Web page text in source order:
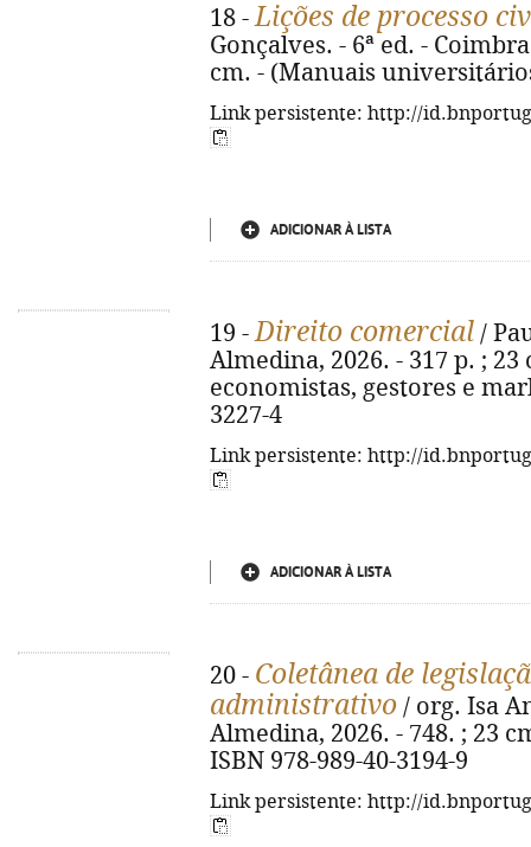
18 -Lições de processo
Gonçalves. - 6ª ed. -
cm. - (Manuais
Link persistente: http://
ADICIONAR À LISTA
19 -Direito comercial /
Almedina, 2026. - 317 p. ;
economistas, gestores e
3227-4
Link persistente: http://
ADICIONAR À LISTA
20 - Coletânea de
administrativo / org. Isa
Almedina, 2026. - 748. ; 23
ISBN 978-989-40-3194-9
Link persistente: http://